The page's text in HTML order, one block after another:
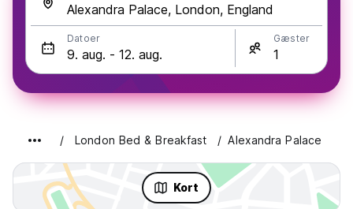
Datoer Gæster
London Bed & Breakfast Alexandra Palace
Kort